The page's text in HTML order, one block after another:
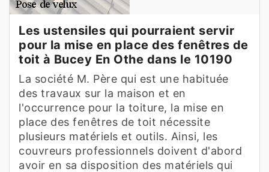
Les ustensiles qui pourraient servir
pour la mise en place des fenêtres de
toit à Bucey En Othe dans le 10190
La société M. Père qui est une habituée
des travaux sur la maison et en
l'occurrence pour la toiture, la mise en
place des fenêtres de toit nécessite
plusieurs matériels et outils. Ainsi, les
couvreurs professionnels doivent d'abord
avoir en sa disposition des matériels qui